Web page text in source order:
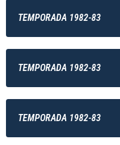
TEMPORADA 1982-83
TEMPORADA 1982-83
TEMPORADA 1982-83